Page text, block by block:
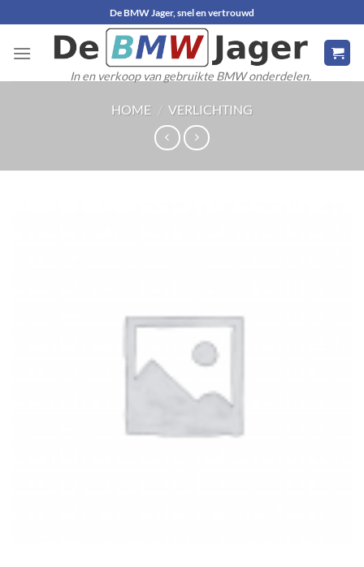
naar
inhoud
De BMW Jager, snel en vertrouwd
In en verkoop van gebruikte BMW onderdelen.
HOME / VERLICHTING